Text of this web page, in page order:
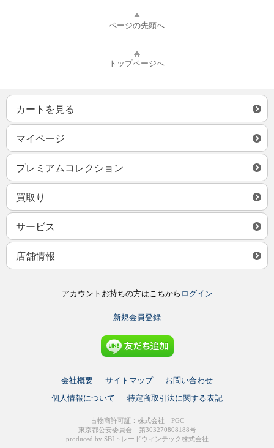
ページの先頭へ
トップページへ
カートを見る
マイページ
プレミアムコレクション
買取り
サービス
店舗情報
アカウントお持ちの方はこちから ログイン
新規会員登録
会社概要 サイトマップ
お問い合わせ
個人情報について
特定商取引法に関する表記
古物商許可証：株式会社 PGC
東京都公安委員会 第303270808188号
produced by SBIトレードウィンテック株式会社